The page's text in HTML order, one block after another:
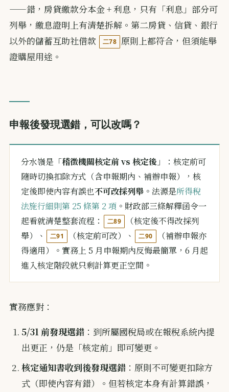
——錯，房貸繳款分本金 + 利息，只有「利息」部分可
列舉，繳息證明上有清楚拆解。第二房貸、信貸、銀行
以外的儲蓄互助社借款
二78 原則上都符合，但須能舉
證購屋用途。
申報後發現選錯，可以改嗎？
分水嶺是「稽徵機關核定前 vs 核定後 」：核定前可
隨時切換扣除方式（含申報期內、補辦申報），核
定後即使內容有誤也不可改採列舉 。法源是所得稅
法施行細則第 25 條第 2 項 。財政部三條解釋函令一
起看就清楚整套流程：
二89
（核定後不得改採列
舉）、
二91 （核定前可改）、 二90
（補辦申報亦
得適用）。實務上 5 月申報期內反悔最簡單，6 月起
進入核定階段就只剩計算更正空間。
實務應對：
5/31 前發現選錯 ：到所屬國稅局或在報稅系統內提
出更正，仍是「核定前」即可變更。
核定通知書收到後發現選錯 ：原則不可變更扣除方
式（即使內容有錯）。但若核定本身有計算錯誤，